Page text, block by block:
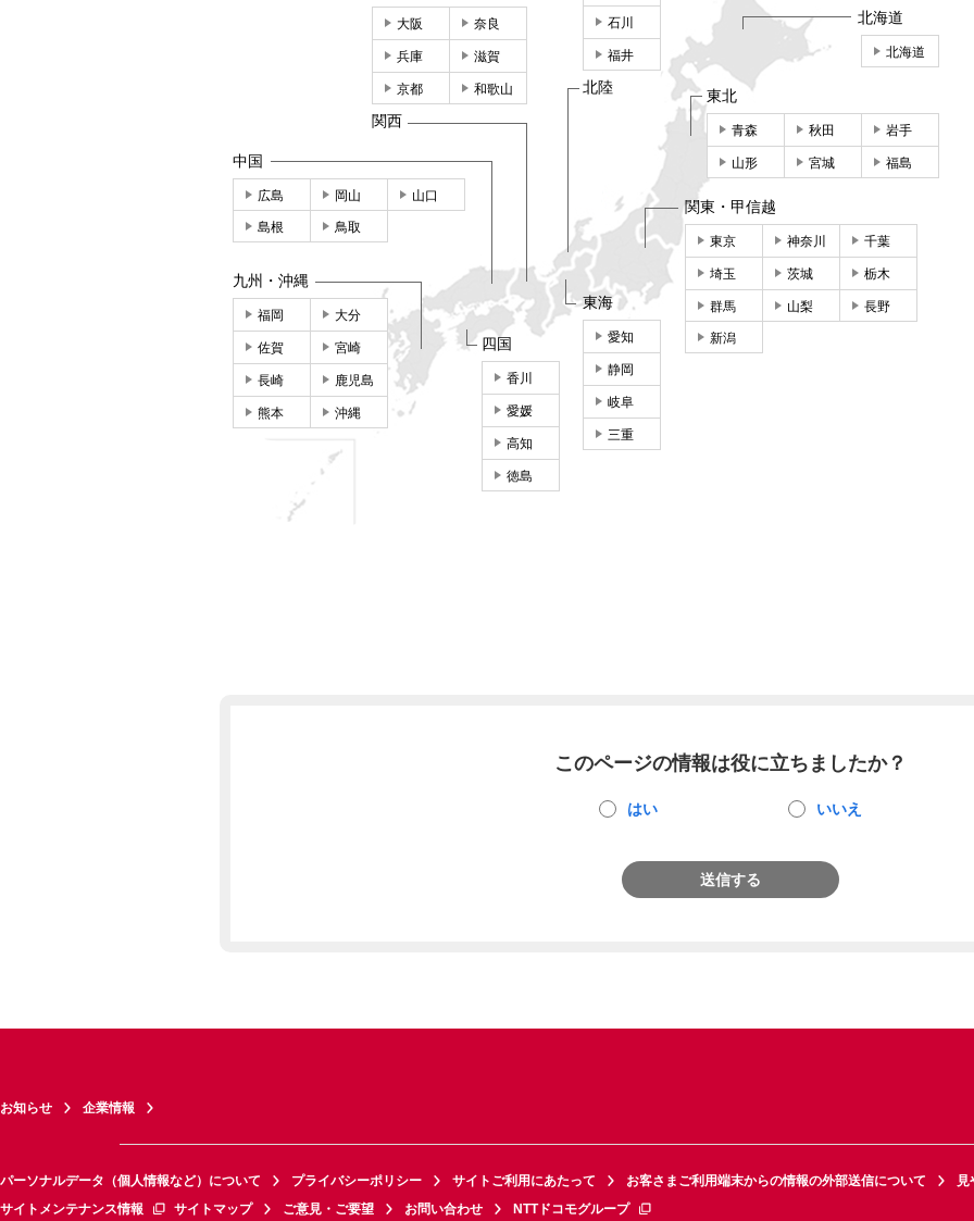
北海道
北海道
東北
青森 秋田 岩手
山形 宮城 福島
関東・甲信越
東京 神奈川 千葉
埼玉 茨城 栃木
群馬 山梨 長野
新潟
東海
愛知
静岡
岐阜
三重
石川
福井
北陸
大阪 奈良
兵庫 滋賀
京都 和歌山
関西
中国
広島 岡山 山口
島根 鳥取
四国
香川
愛媛
高知
徳島
九州・沖縄
福岡 大分
佐賀 宮崎
長崎 鹿児島
熊本 沖縄
このページの情報は役に立ちましたか？
はい いいえ
送信する
お知らせ 企業情報
パーソナルデータ（個人情報など）について プライバシーポリシー サイトご利用にあたって お客さまご利用端末からの情報の外部送信について
見
サイトメンテナンス情報
サイトマップ ご意見・ご要望 お問い合わせ NTTドコモグループ